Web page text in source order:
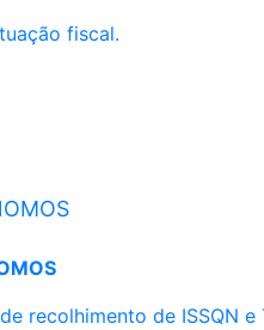
fiscal.
recolhimento de ISSQN e